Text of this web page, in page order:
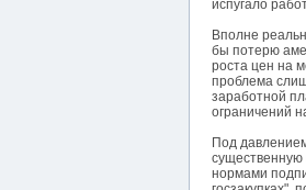
испугало
Вполне
бы потерю
роста цен на
проблема
заработной
ограничений
Под
существенную
нормами